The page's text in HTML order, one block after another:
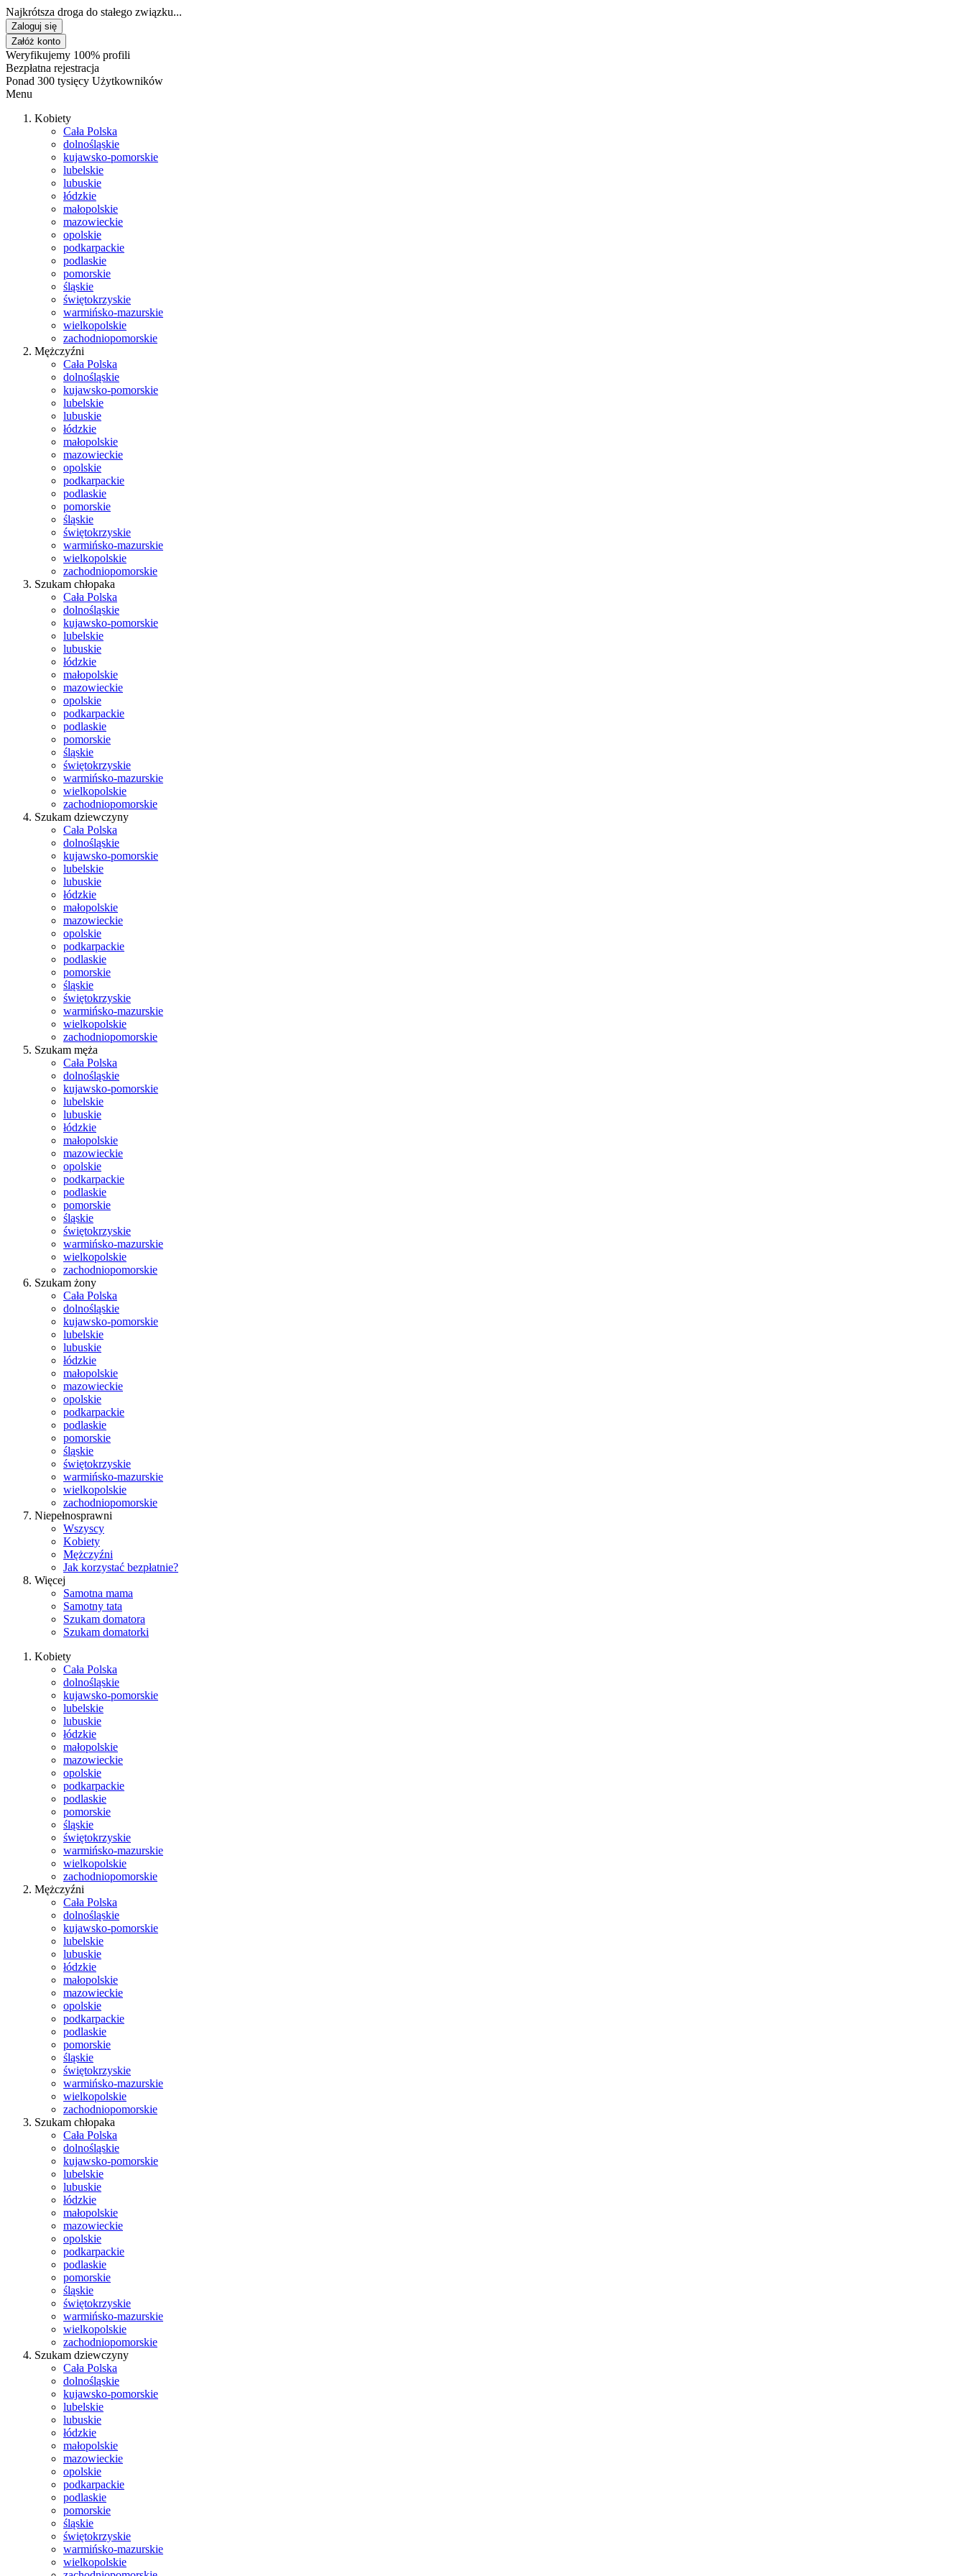
Najkrótsza droga do stałego związku...
Zaloguj się
Załóż konto
Weryfikujemy 100% profili
Bezpłatna rejestracja
Ponad 300 tysięcy Użytkowników
Menu
Kobiety
Cała Polska
dolnośląskie
kujawsko-pomorskie
lubelskie
lubuskie
łódzkie
małopolskie
mazowieckie
opolskie
podkarpackie
podlaskie
pomorskie
śląskie
świętokrzyskie
warmińsko-mazurskie
wielkopolskie
zachodniopomorskie
Mężczyźni
Cała Polska
dolnośląskie
kujawsko-pomorskie
lubelskie
lubuskie
łódzkie
małopolskie
mazowieckie
opolskie
podkarpackie
podlaskie
pomorskie
śląskie
świętokrzyskie
warmińsko-mazurskie
wielkopolskie
zachodniopomorskie
Szukam chłopaka
Cała Polska
dolnośląskie
kujawsko-pomorskie
lubelskie
lubuskie
łódzkie
małopolskie
mazowieckie
opolskie
podkarpackie
podlaskie
pomorskie
śląskie
świętokrzyskie
warmińsko-mazurskie
wielkopolskie
zachodniopomorskie
Szukam dziewczyny
Cała Polska
dolnośląskie
kujawsko-pomorskie
lubelskie
lubuskie
łódzkie
małopolskie
mazowieckie
opolskie
podkarpackie
podlaskie
pomorskie
śląskie
świętokrzyskie
warmińsko-mazurskie
wielkopolskie
zachodniopomorskie
Szukam męża
Cała Polska
dolnośląskie
kujawsko-pomorskie
lubelskie
lubuskie
łódzkie
małopolskie
mazowieckie
opolskie
podkarpackie
podlaskie
pomorskie
śląskie
świętokrzyskie
warmińsko-mazurskie
wielkopolskie
zachodniopomorskie
Szukam żony
Cała Polska
dolnośląskie
kujawsko-pomorskie
lubelskie
lubuskie
łódzkie
małopolskie
mazowieckie
opolskie
podkarpackie
podlaskie
pomorskie
śląskie
świętokrzyskie
warmińsko-mazurskie
wielkopolskie
zachodniopomorskie
Niepełnosprawni
Wszyscy
Kobiety
Mężczyźni
Jak korzystać bezpłatnie?
Więcej
Samotna mama
Samotny tata
Szukam domatora
Szukam domatorki
Kobiety
Cała Polska
dolnośląskie
kujawsko-pomorskie
lubelskie
lubuskie
łódzkie
małopolskie
mazowieckie
opolskie
podkarpackie
podlaskie
pomorskie
śląskie
świętokrzyskie
warmińsko-mazurskie
wielkopolskie
zachodniopomorskie
Mężczyźni
Cała Polska
dolnośląskie
kujawsko-pomorskie
lubelskie
lubuskie
łódzkie
małopolskie
mazowieckie
opolskie
podkarpackie
podlaskie
pomorskie
śląskie
świętokrzyskie
warmińsko-mazurskie
wielkopolskie
zachodniopomorskie
Szukam chłopaka
Cała Polska
dolnośląskie
kujawsko-pomorskie
lubelskie
lubuskie
łódzkie
małopolskie
mazowieckie
opolskie
podkarpackie
podlaskie
pomorskie
śląskie
świętokrzyskie
warmińsko-mazurskie
wielkopolskie
zachodniopomorskie
Szukam dziewczyny
Cała Polska
dolnośląskie
kujawsko-pomorskie
lubelskie
lubuskie
łódzkie
małopolskie
mazowieckie
opolskie
podkarpackie
podlaskie
pomorskie
śląskie
świętokrzyskie
warmińsko-mazurskie
wielkopolskie